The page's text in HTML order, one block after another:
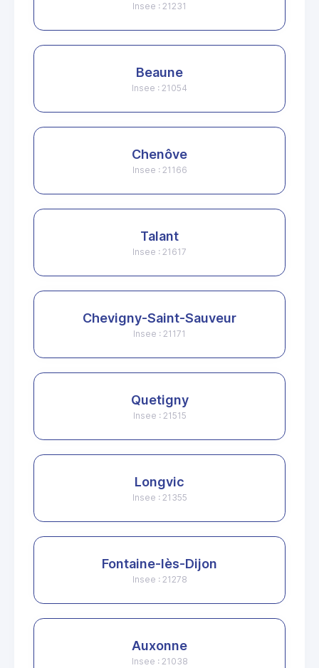
Insee : 21231
Beaune
Insee : 21054
Chenôve
Insee : 21166
Talant
Insee : 21617
Chevigny-Saint-Sauveur
Insee : 21171
Quetigny
Insee : 21515
Longvic
Insee : 21355
Fontaine-lès-Dijon
Insee : 21278
Auxonne
Insee : 21038